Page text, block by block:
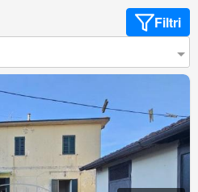
Filtri